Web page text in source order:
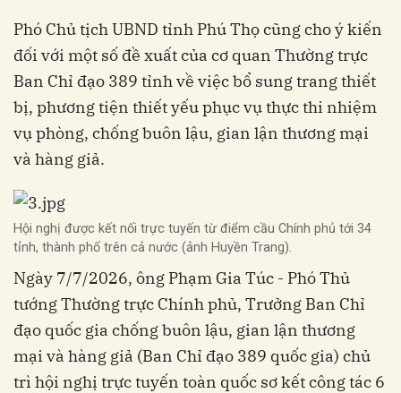
Phó Chủ tịch UBND tỉnh Phú Thọ cũng cho ý kiến
đối với một số đề xuất của cơ quan Thường trực
Ban Chỉ đạo 389 tỉnh về việc bổ sung trang thiết
bị, phương tiện thiết yếu phục vụ thực thi nhiệm
vụ phòng, chống buôn lậu, gian lận thương mại
và hàng giả.
Hội nghị được kết nối trực tuyến từ điểm cầu Chính phủ tới 34
tỉnh, thành phố trên cả nước (ảnh Huyền Trang).
Ngày 7/7/2026, ông Phạm Gia Túc - Phó Thủ
tướng Thường trực Chính phủ, Trưởng Ban Chỉ
đạo quốc gia chống buôn lậu, gian lận thương
mại và hàng giả (Ban Chỉ đạo 389 quốc gia) chủ
trì hội nghị trực tuyến toàn quốc sơ kết công tác 6